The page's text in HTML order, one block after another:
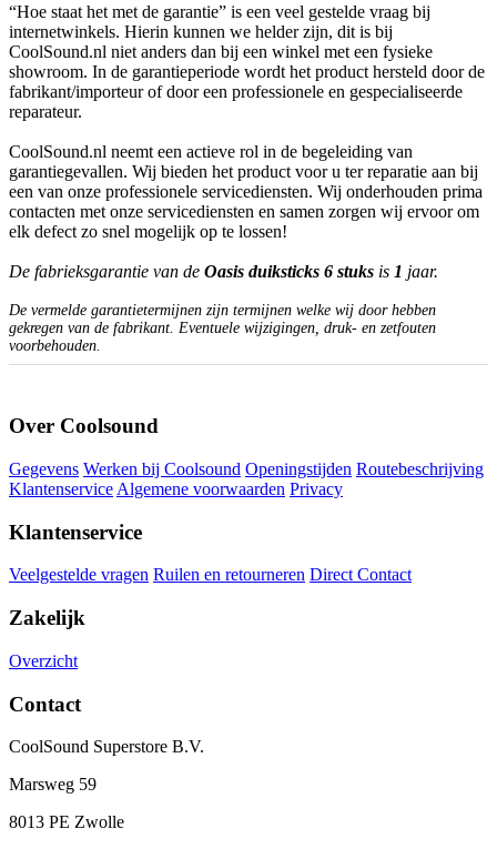
“Hoe staat het met de garantie” is een veel gestelde vraag bij
internetwinkels. Hierin kunnen we helder zijn, dit is bij
CoolSound.nl niet anders dan bij een winkel met een fysieke
showroom. In de garantieperiode wordt het product hersteld door de
fabrikant/importeur of door een professionele en gespecialiseerde
reparateur.
CoolSound.nl neemt een actieve rol in de begeleiding van
garantiegevallen. Wij bieden het product voor u ter reparatie aan bij
een van onze professionele servicediensten. Wij onderhouden prima
contacten met onze servicediensten en samen zorgen wij ervoor om
elk defect zo snel mogelijk op te lossen!
De fabrieksgarantie van de Oasis duiksticks 6 stuks is 1 jaar.
De vermelde garantietermijnen zijn termijnen welke wij door hebben
gekregen van de fabrikant. Eventuele wijzigingen, druk- en zetfouten
voorbehouden.
Over Coolsound
Gegevens Werken bij Coolsound Openingstijden Routebeschrijving
Klantenservice Algemene voorwaarden Privacy
Klantenservice
Veelgestelde vragen Ruilen en retourneren Direct Contact
Zakelijk
Overzicht
Contact
CoolSound Superstore B.V.
Marsweg 59
8013 PE Zwolle